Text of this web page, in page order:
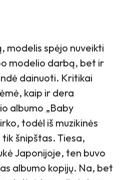
modelis spėjo nuveikti
modelio darbą, bet ir
dainuoti. Kritikai
kaip ir dera
albumo „Baby
todėl iš muzikinės
šnipštas. Tiesa,
Japonijoje, ten buvo
albumo kopijų. Na, bet